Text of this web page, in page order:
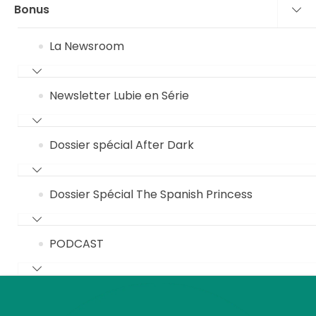
Bonus
La Newsroom
Newsletter Lubie en Série
Dossier spécial After Dark
Dossier Spécial The Spanish Princess
PODCAST